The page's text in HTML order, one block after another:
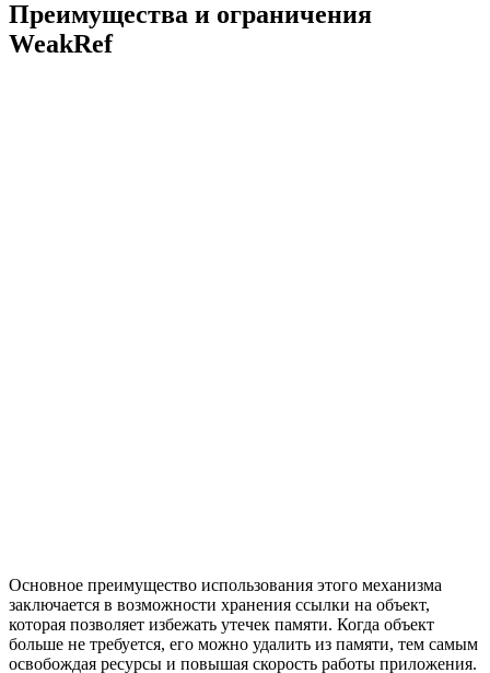
Преимущества и ограничения
WeakRef
Основное преимущество использования этого механизма
заключается в возможности хранения ссылки на объект,
которая позволяет избежать утечек памяти. Когда объект
больше не требуется, его можно удалить из памяти, тем самым
освобождая ресурсы и повышая скорость работы приложения.